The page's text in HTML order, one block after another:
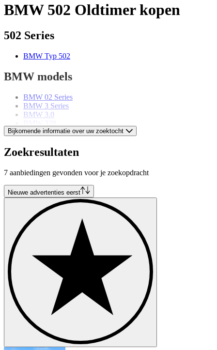
BMW 502 Oldtimer kopen
502 Series
BMW Typ 502
BMW models
BMW 02 Series
BMW 3 Series
BMW 3.0
BMW 5 Series
BMW 6 Series
BMW 8 Series
BMW Z3
BMW Z4
BMW Z8
Bijkomende informatie over uw zoektocht
Zoekresultaten
7 aanbiedingen gevonden voor je zoekopdracht
Nieuwe advertenties eerst